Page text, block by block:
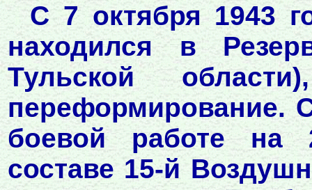
С 7 октября 1943
находился в
Тульской
переформирование.
боевой работе на
составе 15-й